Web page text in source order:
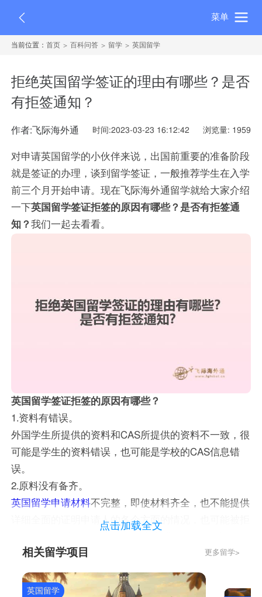
菜单
当前位置：首页 百科问答 留学 英国留学
拒绝英国留学签证的理由有哪些？是否
有拒签通知？
作者:飞际海外通 时间:2023-03-23 16:12:42 浏览量: 1959
对申请英国留学的小伙伴来说，出国前重要的准备阶段
就是签证的办理，谈到留学签证，一般推荐学生在入学
前三个月开始申请。现在飞际海外通留学就给大家介绍
一下英国留学签证拒签的原因有哪些？是否有拒签通
知？我们一起去看看。
英国留学签证拒签的原因有哪些？
1.资料有错误。
外国学生所提供的资料和CAS所提供的资料不一致，很
可能是学生的资料错误，也可能是学校的CAS信息错
误。
2.原料没有备齐。
英国留学申请材料不完整，即使材料齐全，也不能提供
详细全面的证明申请人的各个方面的情况，也可能被拒
谅，再次申请英国留学签证
可以提供有关英文说明
信)。
如果申请材料不齐，将被要求补发材料或拒签。
点击加载全文
相关留学项目 更多留学>
英国留学